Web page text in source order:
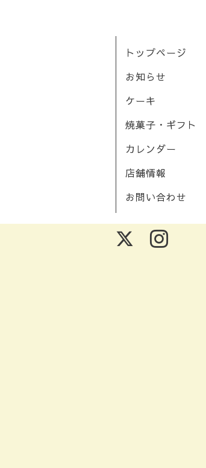
トップページ
お知らせ
ケーキ
焼菓子・ギフト
カレンダー
店舗情報
お問い合わせ